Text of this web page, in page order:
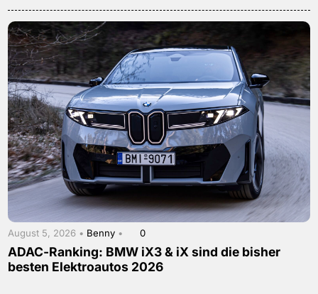
August 5, 2026 • Benny • 0
ADAC-Ranking: BMW iX3 & iX sind die bisher
besten Elektroautos 2026